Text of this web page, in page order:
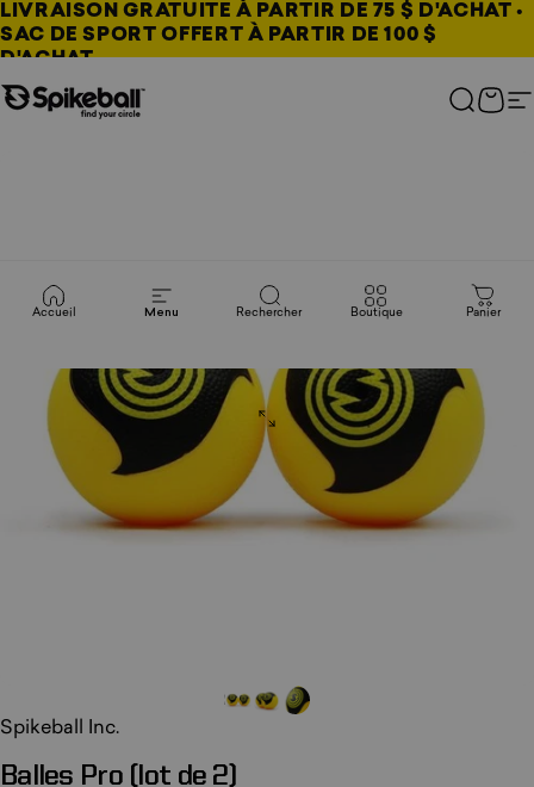
Aller au contenu
LIVRAISON GRATUITE À PARTIR DE 75 $ D'ACHAT •
SAC DE SPORT OFFERT À PARTIR DE 100 $
D'ACHAT
Boutique Spikeball
Accueil Menu Rechercher Boutique Panier
Spikeball Inc.
Balles Pro (lot de 2)